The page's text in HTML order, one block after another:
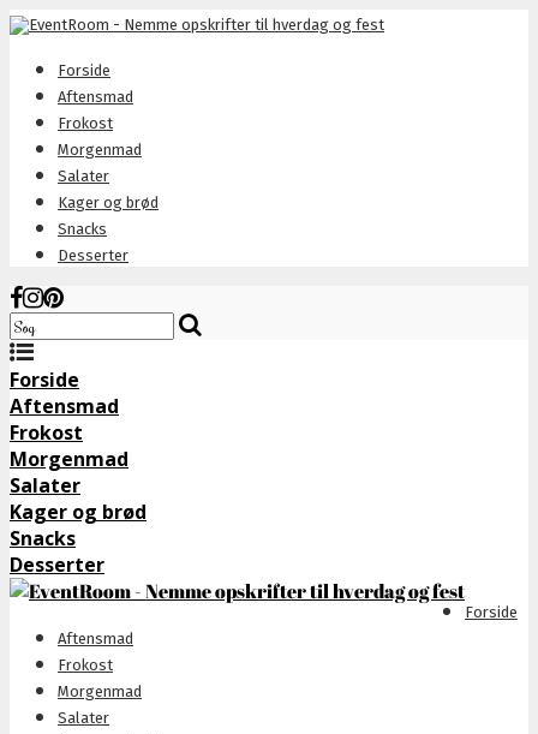
Forside
Aftensmad
Frokost
Morgenmad
Salater
Kager og brød
Snacks
Desserter
Forside
Aftensmad
Frokost
Morgenmad
Salater
Kager og brød
Snacks
Desserter
Forside
Aftensmad
Frokost
Morgenmad
Salater